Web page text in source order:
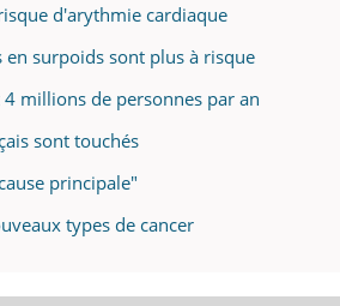
d'arythmie cardiaque
en surpoids sont plus à risque
millions de personnes par an
sont touchés
principale"
types de cancer